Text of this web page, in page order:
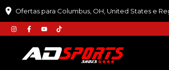
Ofertas para Columbus, OH, United States e
:𝙋𝙍𝙄𝙈𝙀𝙄𝙍𝘼𝘾𝙊𝙈𝙋𝙍𝘼